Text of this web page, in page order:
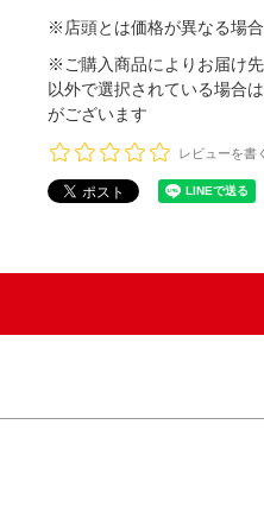
※店頭とは価格が異なる場
※ご購入商品によりお届け
以外で選択されている場合
がございます
レビューを書く